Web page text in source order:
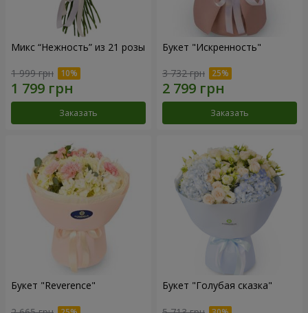
Микс “Нежность” из 21 розы
1 999 грн
Заказать
Букет "Искренность"
3 732 грн
Заказать
Букет "Reverence" Букет "Голубая сказка"